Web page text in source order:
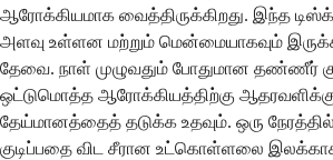
ஆரோக்கியமாக வைத்திருக்கிறது. இந்த
அளவு உள்ளன மற்றும் மென்மையாகவும்
தேவை. நாள் முழுவதும் போதுமான தண்ணீர்
ஒட்டுமொத்த ஆரோக்கியத்திற்கு
தேய்மானத்தைத் தடுக்க உதவும். ஒரு
குடிப்பதை விட சீரான உட்கொள்ளலை